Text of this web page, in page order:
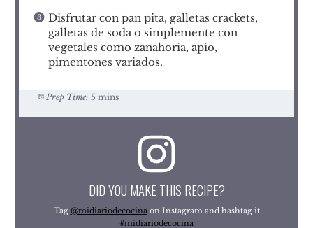
Disfrutar con pan pita, galletas crackets,
galletas de soda o simplemente con
vegetales como zanahoria, apio,
pimentones variados.
Prep Time: 5 mins
DID YOU MAKE THIS RECIPE?
Tag @midiariodecocina on Instagram and hashtag it
#midiariodecocina